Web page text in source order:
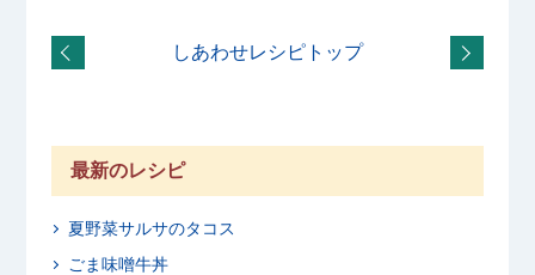
しあわせレシピトップ
最新のレシピ
夏野菜サルサのタコス
ごま味噌牛丼